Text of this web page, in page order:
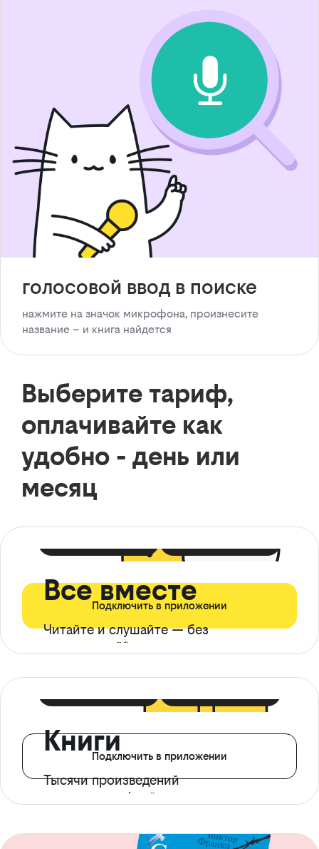
голосовой ввод в поиске
нажмите на значок микрофона, произнесите
название – и книга найдется
Выберите тариф,
оплачивайте как
удобно - день или
месяц
Все вместе
Читайте и слушайте — без
ограничений*
Подключить в приложении
Книги
Тысячи произведений
с доступом офлайн
Подключить в приложении